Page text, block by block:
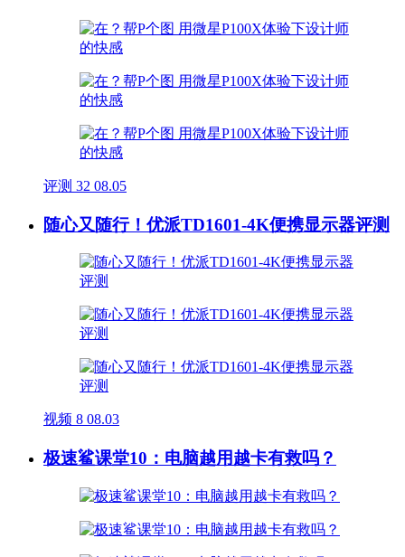
评测 32 08.05
随心又随行！优派TD1601-4K便携显示器评测
视频 8 08.03
极速鲨课堂10：电脑越用越卡有救吗？